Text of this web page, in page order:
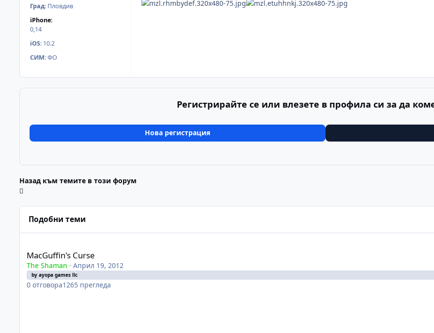
Град: Пловдив
iPhone:
0,14
iOS: 10.2
СИМ:ФО
Регистрирайте се или влезете в профила си за да
Нова регистрация
Назад към темите в този форум
Подобни теми
MacGuffin's Curse
The Shaman · Април 19, 2012
by ayopa games llc
0 отговора1265 прегледа